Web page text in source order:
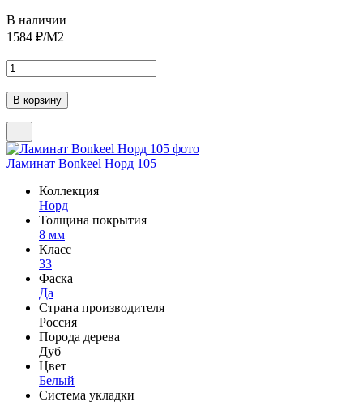
В наличии
1584 ₽/М2
Ламинат Bonkeel Норд 105
Коллекция
Норд
Толщина покрытия
8 мм
Класс
33
Фаска
Да
Страна производителя
Россия
Порода дерева
Дуб
Цвет
Белый
Система укладки